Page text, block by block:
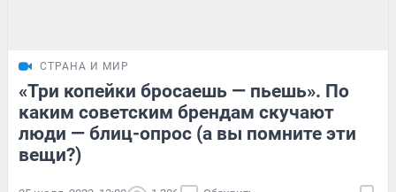
СТРАНА И МИР
«Три копейки бросаешь — пьешь». По
каким советским брендам скучают
люди — блиц-опрос (а вы помните эти
вещи?)